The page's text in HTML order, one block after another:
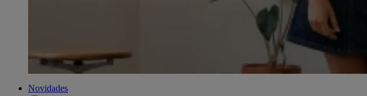
Novidades